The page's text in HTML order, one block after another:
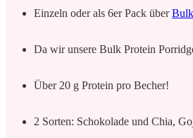
Einzeln oder als 6er Pack überBulk
Da wir unsere Bulk Protein
Über 20 g Protein pro Becher!
2 Sorten: Schokolade und Chia,